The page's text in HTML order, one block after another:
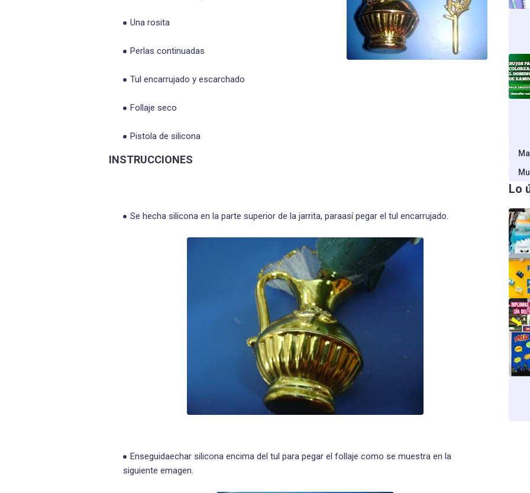
Una rosita
Perlas continuadas
Tul encarrujado y escarchado
Follaje seco
Pistola de silicona
INSTRUCCIONES
Se hecha silicona en la parte superior de la jarrita, paraasí pegar el tul encarrujado.
Enseguidaechar silicona encima del tul para pegar el follaje como se muestra en la
siguiente emagen.
Lo